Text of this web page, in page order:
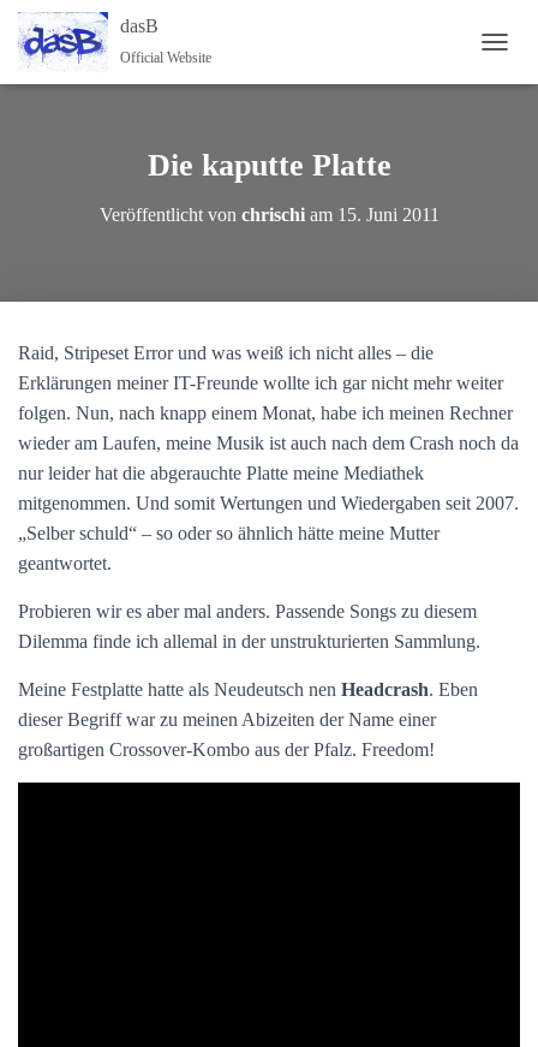
dasB
Official Website
Die kaputte Platte
Veröffentlicht von chrischiam 15. Juni 2011
Raid, Stripeset Error und was weiß ich nicht alles – die
Erklärungen meiner IT-Freunde wollte ich gar nicht mehr weiter
folgen. Nun, nach knapp einem Monat, habe ich meinen Rechner
wieder am Laufen, meine Musik ist auch nach dem Crash noch da
nur leider hat die abgerauchte Platte meine Mediathek
mitgenommen. Und somit Wertungen und Wiedergaben seit 2007.
„Selber schuld“ – so oder so ähnlich hätte meine Mutter
geantwortet.
Probieren wir es aber mal anders. Passende Songs zu diesem
Dilemma finde ich allemal in der unstrukturierten Sammlung.
Meine Festplatte hatte als Neudeutsch nen Headcrash. Eben
dieser Begriff war zu meinen Abizeiten der Name einer
großartigen Crossover-Kombo aus der Pfalz. Freedom!